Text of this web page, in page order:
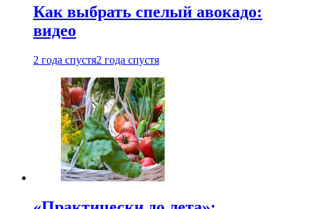
Как выбрать спелый авокадо:
видео
2 года спустя2 года спустя